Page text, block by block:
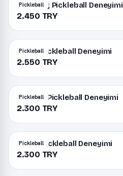
Pickleball
Tekirdağ Pickleball Deneyimi
2.450 TRY
Pickleball
Bursa Pickleball Deneyimi
2.550 TRY
Pickleball
Antalya Pickleball Deneyimi
2.300 TRY
Pickleball
Muğla Pickleball Deneyimi
2.300 TRY